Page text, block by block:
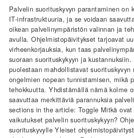
Palvelin suorituskyvyn parantaminen on
IT-infrastruktuuria, ja se voidaan
oikean palvelinympäristön valinnan ja
avulla. Ohjelmistopäivitykset tarjoavat
virheenkorjauksia, kun taas
suoraan suorituskykyyn ja
puolestaan mahdollistavat
ongelmien nopean tunnistamisen, mikä
tehokkuutta. Yhdistämällä nämä kolme
saavuttaa merkittäviä parannuksia
sections in the article: Toggle Mitkä
vaikutukset palvelin suorituskykyyn?
suorituskyvylle Yleiset